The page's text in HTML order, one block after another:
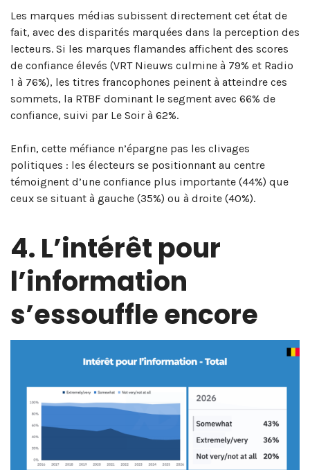
Les marques médias subissent directement cet état de
fait, avec des disparités marquées dans la perception des
lecteurs. Si les marques flamandes affichent des scores
de confiance élevés (VRT Nieuws culmine à 79% et Radio
1 à 76%), les titres francophones peinent à atteindre ces
sommets, la RTBF dominant le segment avec 66% de
confiance, suivi par Le Soir à 62%.
Enfin, cette méfiance n’épargne pas les clivages
politiques : les électeurs se positionnant au centre
témoignent d’une confiance plus importante (44%) que
ceux se situant à gauche (35%) ou à droite (40%).
4. L’intérêt pour
l’information
s’essouffle encore